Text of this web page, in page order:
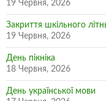
19 Червня, 2026
Закриття шкільного
19 Червня, 2026
День пікніка
18 Червня, 2026
День української мови